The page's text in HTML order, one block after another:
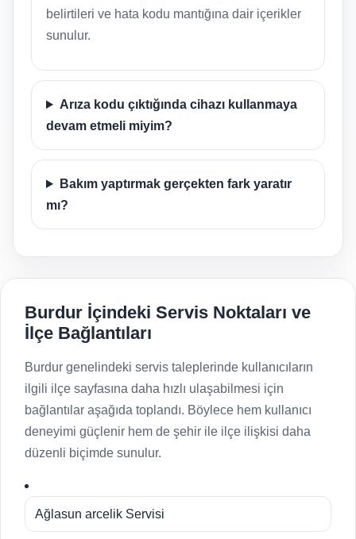
belirtileri ve hata kodu mantığına dair içerikler
sunulur.
Arıza kodu çıktığında cihazı kullanmaya
devam etmeli miyim?
Bakım yaptırmak gerçekten fark yaratır
mı?
Burdur İçindeki Servis Noktaları ve
İlçe Bağlantıları
Burdur genelindeki servis taleplerinde kullanıcıların
ilgili ilçe sayfasına daha hızlı ulaşabilmesi için
bağlantılar aşağıda toplandı. Böylece hem kullanıcı
deneyimi güçlenir hem de şehir ile ilçe ilişkisi daha
düzenli biçimde sunulur.
Ağlasun arcelik Servisi